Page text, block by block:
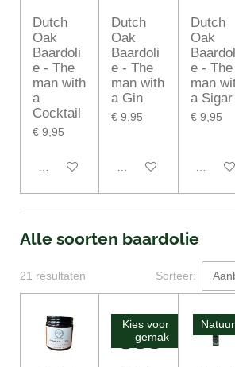
Dutch
Oak
Baardoli
e - The
man with
a
Cocktail
€ 9,95
In winkelwagen
Dutch
Oak
Baardoli
e - The
man with
a Gin
€ 9,95
In winkelwagen
Dutch
Oak
e - The
man
a Sigar
€ 9,95
In
Alle soorten baardolie
21 resultaten Sorteer:
Kies voor
gemak